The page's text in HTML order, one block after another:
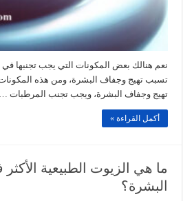
نعم هنالك بعض المكونات التي يجب تجنبها
تسبب تهيج وجفاف البشرة، ومن هذه
تهيج وجفاف البشرة، ويجب تجنب المرطبات …
أكمل القراءة »
ما هي الزيوت الطبيعية الأكثر
البشرة؟